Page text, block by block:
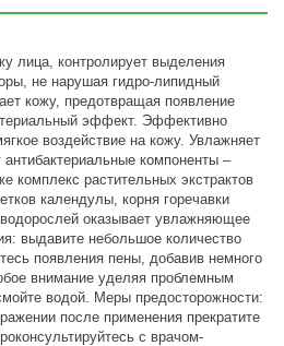
лица, контролирует выделения
не нарушая гидро-липидный
кожу, предотвращая появление
эффект. Эффективно
воздействие на кожу. Увлажняет
компоненты –
комплекс растительных экстрактов
календулы, корня горечавки
оказывает увлажняющее
выдавите небольшое количество
появления пены, добавив немного
внимание уделяя проблемным
водой. Меры предосторожности:
после применения прекратите
с врачом-